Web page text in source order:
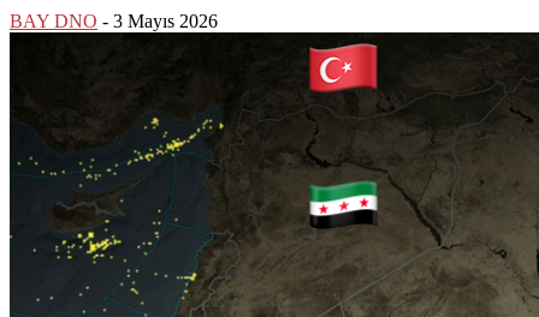
BAY DNO - 3 Mayıs 2026